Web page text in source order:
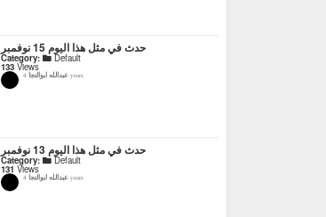
حدث في مثل هذا اليوم 15 نوفمبر
Category: Default
133 Views
عبدالله ابوالنجا 4 years
حدث في مثل هذا اليوم 13 نوفمبر
Category: Default
131 Views
عبدالله ابوالنجا 4 years